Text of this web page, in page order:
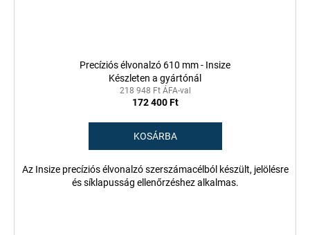
Precíziós élvonalzó 610 mm - Insize
Készleten a gyártónál
218 948 Ft ÁFA-val
172 400 Ft
KOSÁRBA
Az Insize precíziós élvonalzó szerszámacélból készült, jelölésre
és síklapusság ellenőrzéshez alkalmas.